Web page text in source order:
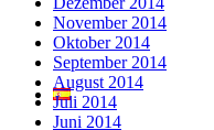
November 2014
Oktober 2014
September 2014
August 2014
Juli 2014
Juni 2014